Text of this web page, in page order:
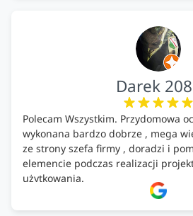
Darek
Polecam Wszystkim. Przydomowa
wykonana bardzo dobrze , mega
ze strony szefa firmy , doradzi i
elemencie podczas realizacji
użytkowania.
Firma godna zaufania. Tak trzymać!